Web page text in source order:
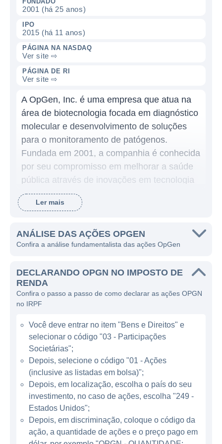
2001 (há 25 anos)
IPO
2015 (há 11 anos)
PÁGINA NA NASDAQ
Ver site ⇨
PÁGINA DE RI
Ver site ⇨
A OpGen, Inc. é uma empresa que atua na
área de biotecnologia focada em diagnóstico
molecular e desenvolvimento de soluções
para o monitoramento de patógenos.
Fundada em 2001, a companhia é conhecida
por seu compromisso em melhorar a saúde
pública através de inovações em tecnologia
de testes. A OpGen utiliza uma abordagem
baseada em genética para detectar e
causar doenças, oferecendo informações
críticas para o tratamento e controle de
A principal fonte de receita da OpGen vem
da venda de seus produtos e serviços, que
incluem ferramentas para o diagnóstico de
infecções e soluções de dados que auxiliam
os profissionais de saúde a tomar decisões
mais informadas. Com uma ênfase particular
em patógenos bacterianos resistentes a
antibióticos, a empresa tem se posicionado
como uma fornecedora vital de tecnologias
que ajudam a combater a crescente ameaça
da resistência antimicrobiana.
Ler mais
ANÁLISE DAS AÇÕES OPGEN
Confira a análise fundamentalista das ações OpGen
DECLARANDO OPGN NO IMPOSTO DE
RENDA
Confira o passo a passo de como declarar as ações OPGN
no IRPF
Você deve entrar no item "Bens e Direitos" e
selecionar o código "03 - Participações
Societárias";
Depois, selecione o código "01 - Ações
(inclusive as listadas em bolsa)";
Depois, em localização, escolha o país do seu
investimento, no caso de ações, escolha "249 -
Estados Unidos";
Depois, em discriminação, coloque o código da
ação, a quantidade de ações e o preço pago em